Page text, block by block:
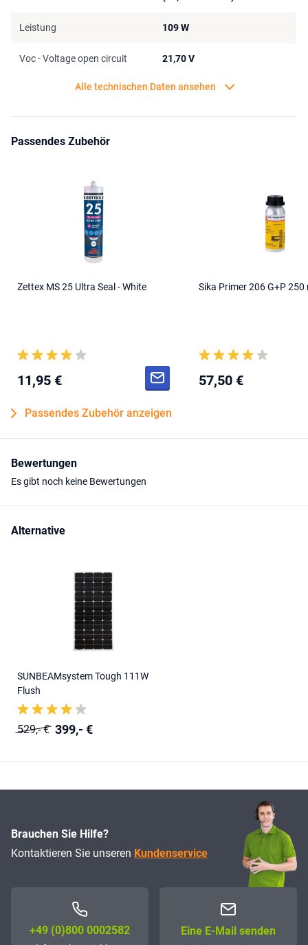
Leistung 109 W
Voc - Voltage open circuit 21,70 V
Alle technischen Daten ansehen
Passendes Zubehör
Zettex MS 25 Ultra Seal - White
11,95 €
Sika Primer 206 G+P 250
57,50 €
Passendes Zubehör anzeigen
Bewertungen
Es gibt noch keine Bewertungen
Alternative
SUNBEAMsystem Tough 111W
Flush
529,- € 399,- €
Brauchen Sie Hilfe?
Kontaktieren Sie unseren Kundenservice
+49 (0)800 0002582 Eine E-Mail senden